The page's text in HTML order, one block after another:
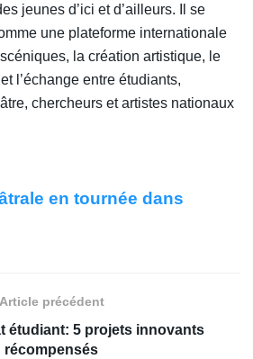
jeunes d’ici et d’ailleurs. Il se
une plateforme internationale
la création artistique, le
l’échange entre étudiants,
chercheurs et artistes nationaux
en tournée dans
Article précédent
étudiant: 5 projets innovants
récompensés